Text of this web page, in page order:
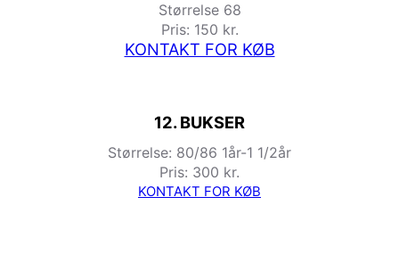
Størrelse 68
Pris: 150 kr.
KONTAKT FOR KØB
12. BUKSER
Størrelse: 80/86 1år-1 1/2år
Pris: 300 kr.
KONTAKT FOR KØB